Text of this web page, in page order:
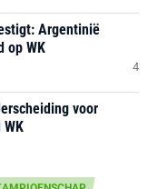
Argentinië
op WK
4
voor